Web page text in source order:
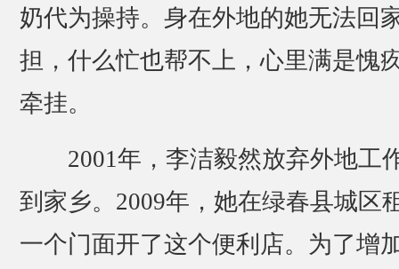
奶代为操持。身在外地的她无法回
担，什么忙也帮不上，心里满是愧
牵挂。
2001年，李洁毅然放弃外地工
到家乡。2009年，她在绿春县城区
一个门面开了这个便利店。为了增